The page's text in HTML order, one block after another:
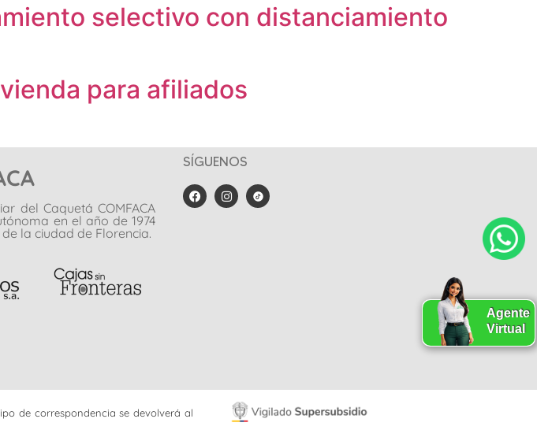
selectivo con distanciamiento
para afiliados
del Caquetá COMFACA
en el año de 1974
la ciudad de Florencia.
SÍGUENOS
de correspondencia se devolverá al
Agente
Virtual